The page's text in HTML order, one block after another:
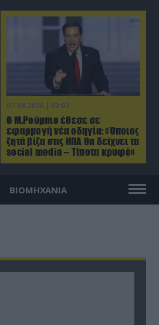
07.08.2026 | 02:02
Ο Μ.Ρούμπιο έθεσε σε
εφαρμογή νέα οδηγία: «Όποιος
ζητά βίζα στις ΗΠΑ θα δείχνει τα
social media – Τίποτα κρυφό»
ΒΙΟΜΗΧΑΝΙΑ